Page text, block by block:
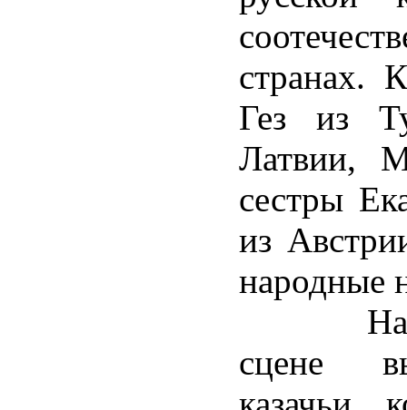
странах.
Гез из
Латвии,
сестры
из
народные
сцене